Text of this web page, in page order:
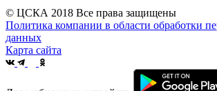
© ЦСКА 2018 Все права защищены
Политика компании в области обработки
данных
Карта сайта